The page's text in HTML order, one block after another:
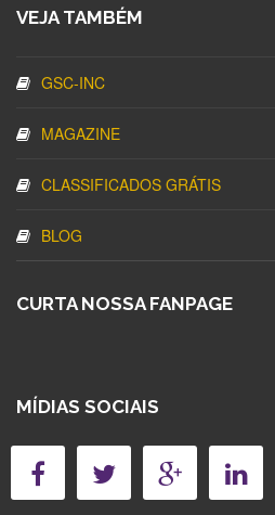
VEJA TAMBÉM
GSC-INC
MAGAZINE
CLASSIFICADOS GRÁTIS
BLOG
CURTA NOSSA FANPAGE
MÍDIAS SOCIAIS